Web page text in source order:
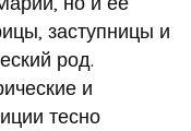
заступницы и
род.
и
тесно